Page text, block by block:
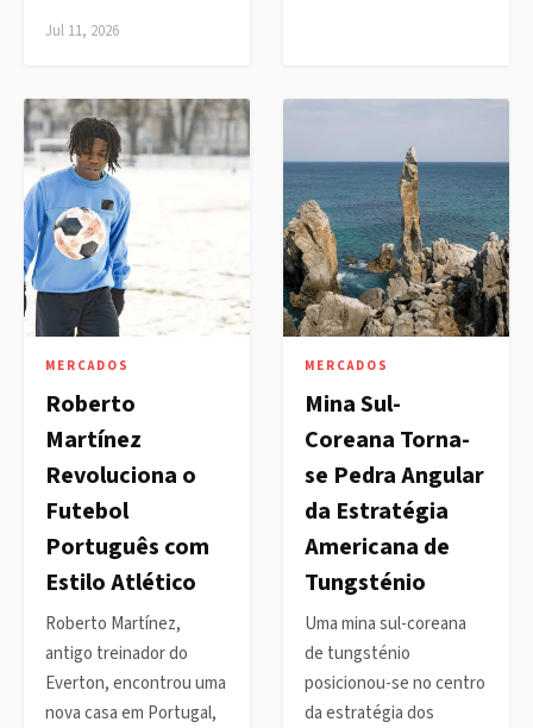
Jul 11, 2026
MERCADOS
Roberto
Martínez
Revoluciona o
Futebol
Português com
Estilo Atlético
Roberto Martínez,
antigo treinador do
Everton, encontrou uma
nova casa em Portugal,
MERCADOS
Mina Sul-
Coreana Torna-
se Pedra Angular
da Estratégia
Americana de
Tungsténio
Uma mina sul-coreana
de tungsténio
posicionou-se no centro
da estratégia dos